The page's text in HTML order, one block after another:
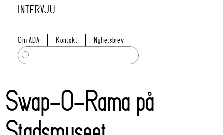
INTERVJU
Om ADA Kontakt Nyhetsbrev
Swap-O-Rama på